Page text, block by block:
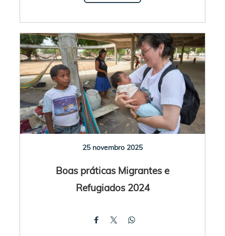
25 novembro 2025
Boas práticas Migrantes e
Refugiados 2024